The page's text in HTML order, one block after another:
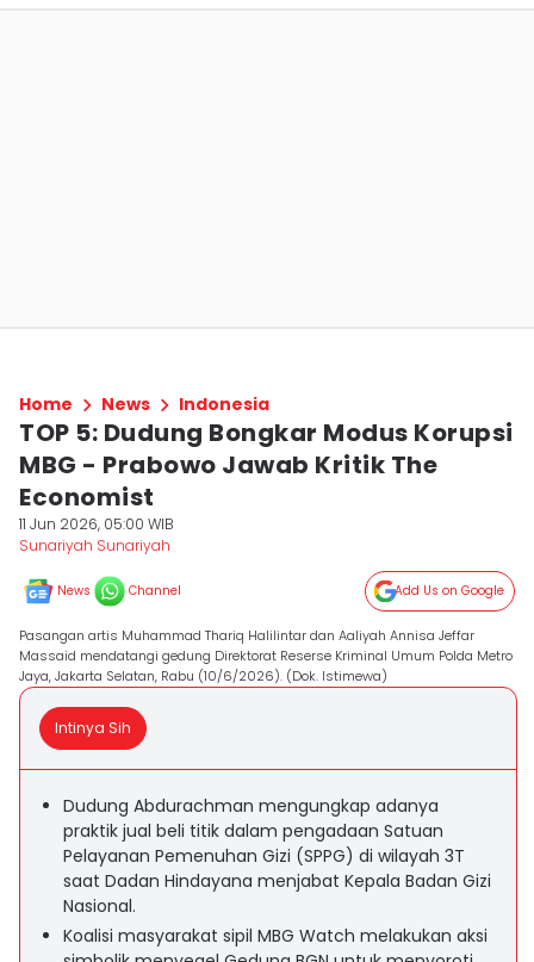
Home News Indonesia
TOP 5: Dudung Bongkar Modus Korupsi
MBG - Prabowo Jawab Kritik The
Economist
11 Jun 2026, 05:00 WIB
Sunariyah Sunariyah
News Channel Add Us on Google
Pasangan artis Muhammad Thariq Halilintar dan Aaliyah Annisa Jeffar
Massaid mendatangi gedung Direktorat Reserse Kriminal Umum Polda Metro
Jaya, Jakarta Selatan, Rabu (10/6/2026). (Dok. Istimewa)
Intinya Sih
Dudung Abdurachman mengungkap adanya
praktik jual beli titik dalam pengadaan Satuan
Pelayanan Pemenuhan Gizi (SPPG) di wilayah 3T
saat Dadan Hindayana menjabat Kepala Badan Gizi
Nasional.
Koalisi masyarakat sipil MBG Watch melakukan aksi